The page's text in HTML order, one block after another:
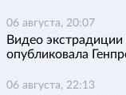
06 августа, 20:07
Видео
опубликовала
06 августа, 22:13